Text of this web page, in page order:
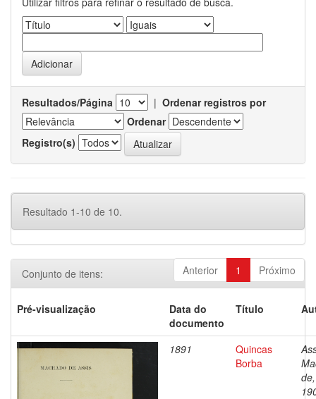
Resultados/Página | Ordenar registros por
Ordenar
Registro(s)
Resultado 1-10 de 10.
Anterior 1 Próximo
Conjunto de itens:
Pré-visualização
Data do
documento
Título
1891
Quincas
Borba